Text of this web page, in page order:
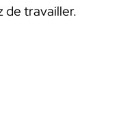
de travailler.